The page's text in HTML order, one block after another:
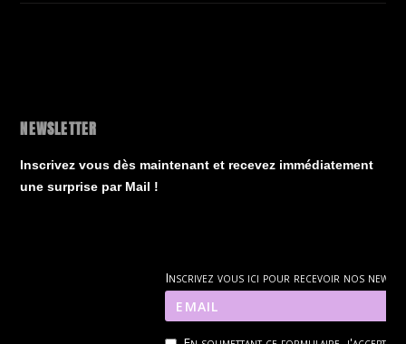
NEWSLETTER
Inscrivez vous dès maintenant et recevez immédiatement
une surprise par Mail !
Inscrivez vous ici pour recevoir nos news